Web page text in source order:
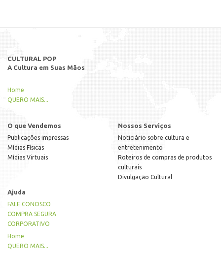
CULTURAL POP
A Cultura em Suas Mãos
Home
QUERO MAIS...
O que Vendemos
Publicações impressas
Mídias Físicas
Mídias Virtuais
Nossos Serviços
Noticiário sobre cultura e
entretenimento
Roteiros de compras de produtos
culturais
Divulgação Cultural
Ajuda
FALE CONOSCO
COMPRA SEGURA
CORPORATIVO
Home
QUERO MAIS...